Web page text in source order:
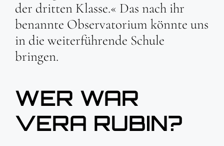
der dritten Klasse.« Das nach ihr
benannte Observatorium könnte uns
in die weiterführende Schule
bringen.
WER WAR
VERA RUBIN?